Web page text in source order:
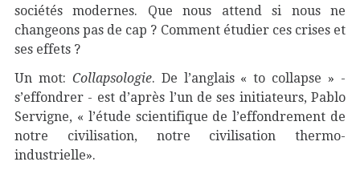
sociétés modernes. Que nous attend si nous ne
changeons pas de cap ? Comment étudier ces crises et
ses effets ?
Un mot: Collapsologie. De l’anglais « to collapse » -
s’effondrer - est d’après l’un de ses initiateurs, Pablo
Servigne, « l’étude scientifique de l’effondrement de
notre civilisation, notre civilisation thermo-
industrielle».